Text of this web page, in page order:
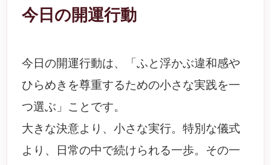
今日の開運行動
今日の開運行動は、「ふと浮かぶ違和感や
ひらめきを尊重するための小さな実践を一
つ選ぶ」ことです。
大きな決意より、小さな実行。特別な儀式
より、日常の中で続けられる一歩。その一